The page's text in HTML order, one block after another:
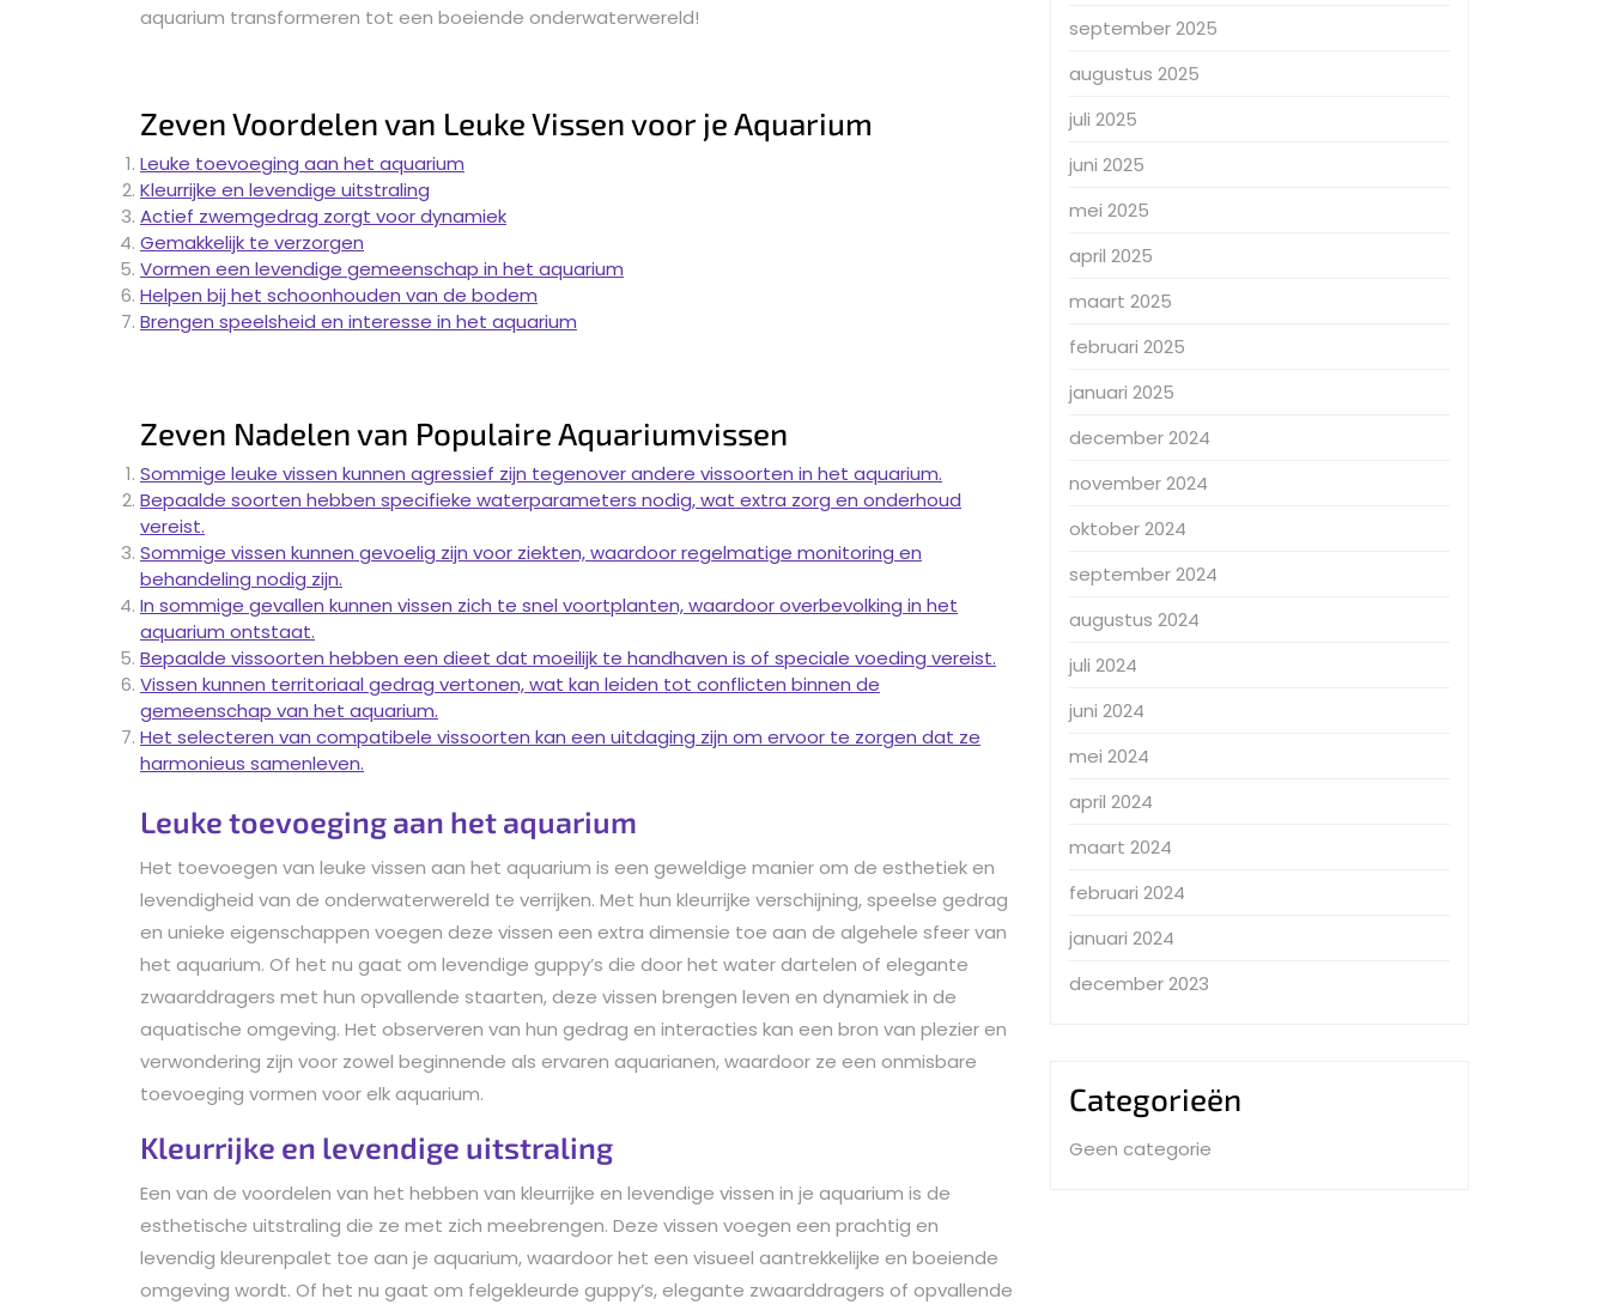
aquarium transformeren tot een boeiende onderwaterwereld!
Zeven Voordelen van Leuke Vissen voor je Aquarium
Leuke toevoeging aan het aquarium
Kleurrijke en levendige uitstraling
Actief zwemgedrag zorgt voor dynamiek
Gemakkelijk te verzorgen
Vormen een levendige gemeenschap in het aquarium
Helpen bij het schoonhouden van de bodem
Brengen speelsheid en interesse in het aquarium
Zeven Nadelen van Populaire Aquariumvissen
Sommige leuke vissen kunnen agressief zijn tegenover andere vissoorten in het aquarium.
Bepaalde soorten hebben specifieke waterparameters nodig, wat extra zorg en onderhoud
vereist.
Sommige vissen kunnen gevoelig zijn voor ziekten, waardoor regelmatige monitoring en
behandeling nodig zijn.
In sommige gevallen kunnen vissen zich te snel voortplanten, waardoor overbevolking in het
aquarium ontstaat.
Bepaalde vissoorten hebben een dieet dat moeilijk te handhaven is of speciale voeding vereist.
Vissen kunnen territoriaal gedrag vertonen, wat kan leiden tot conflicten binnen de
gemeenschap van het aquarium.
Het selecteren van compatibele vissoorten kan een uitdaging zijn om ervoor te zorgen dat ze
harmonieus samenleven.
Leuke toevoeging aan het aquarium
Het toevoegen van leuke vissen aan het aquarium is een geweldige manier om de esthetiek en
levendigheid van de onderwaterwereld te verrijken. Met hun kleurrijke verschijning, speelse gedrag
en unieke eigenschappen voegen deze vissen een extra dimensie toe aan de algehele sfeer van
het aquarium. Of het nu gaat om levendige guppy’s die door het water dartelen of elegante
zwaarddragers met hun opvallende staarten, deze vissen brengen leven en dynamiek in de
aquatische omgeving. Het observeren van hun gedrag en interacties kan een bron van plezier en
verwondering zijn voor zowel beginnende als ervaren aquarianen, waardoor ze een onmisbare
toevoeging vormen voor elk aquarium.
Kleurrijke en levendige uitstraling
Een van de voordelen van het hebben van kleurrijke en levendige vissen in je aquarium is de
esthetische uitstraling die ze met zich meebrengen. Deze vissen voegen een prachtig en
levendig kleurenpalet toe aan je aquarium, waardoor het een visueel aantrekkelijke en boeiende
omgeving wordt. Of het nu gaat om felgekleurde guppy’s, elegante zwaarddragers of opvallende
september 2025
augustus 2025
juli 2025
juni 2025
mei 2025
april 2025
maart 2025
februari 2025
januari 2025
december 2024
november 2024
oktober 2024
september 2024
augustus 2024
juli 2024
juni 2024
mei 2024
april 2024
maart 2024
februari 2024
januari 2024
december 2023
Categorieën
Geen categorie